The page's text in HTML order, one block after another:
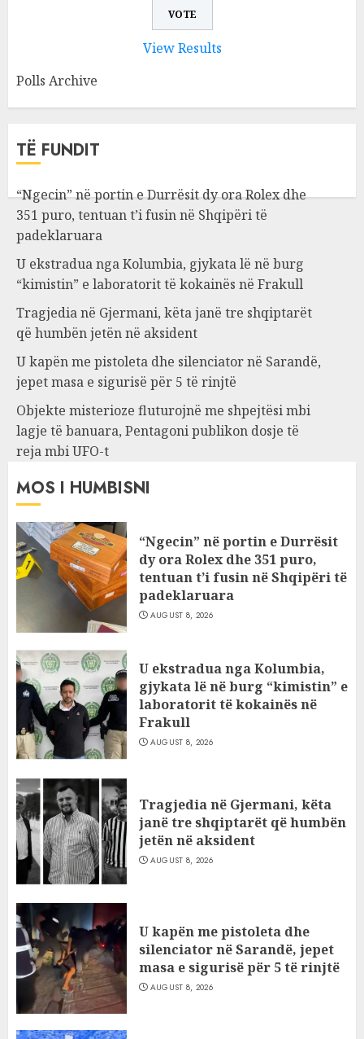
View Results
Polls Archive
TË FUNDIT
“Ngecin” në portin e Durrësit dy ora Rolex dhe
351 puro, tentuan t’i fusin në Shqipëri të
padeklaruara
U ekstradua nga Kolumbia, gjykata lë në burg
“kimistin” e laboratorit të kokainës në Frakull
Tragjedia në Gjermani, këta janë tre shqiptarët
që humbën jetën në aksident
U kapën me pistoleta dhe silenciator në Sarandë,
jepet masa e sigurisë për 5 të rinjtë
Objekte misterioze fluturojnë me shpejtësi mbi
lagje të banuara, Pentagoni publikon dosje të
reja mbi UFO-t
MOS I HUMBISNI
“Ngecin” në portin e Durrësit
dy ora Rolex dhe 351 puro,
tentuan t’i fusin në Shqipëri të
padeklaruara
AUGUST 8, 2026
U ekstradua nga Kolumbia,
gjykata lë në burg “kimistin” e
laboratorit të kokainës në
Frakull
AUGUST 8, 2026
Tragjedia në Gjermani, këta
janë tre shqiptarët që humbën
jetën në aksident
AUGUST 8, 2026
U kapën me pistoleta dhe
silenciator në Sarandë, jepet
masa e sigurisë për 5 të rinjtë
AUGUST 8, 2026